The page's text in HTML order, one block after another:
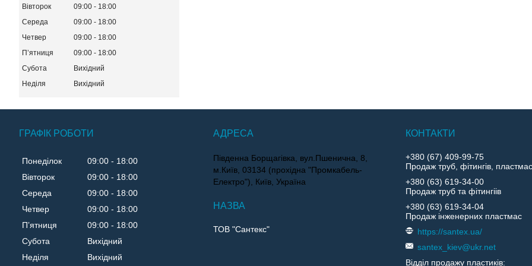
Вівторок 09:00
18:00
Середа
09:00
18:00
Четвер
09:00
18:00
Пʼятниця
09:00
18:00
Субота
Вихідний
Неділя
Вихідний
ГРАФІК РОБОТИ
Понеділок 09:00
18:00
Вівторок
09:00
18:00
Середа
09:00
18:00
Четвер
09:00
18:00
Пʼятниця
09:00
18:00
Субота
Вихідний
Неділя
Вихідний
Південна Борщагівка, вул.Пшенична, 8,
м.Київ, 03134 (прохідна "Промкабель-
Електро"), Київ, Україна
ТОВ "Сантекс"
+380 (67) 409-99-75
Продаж труб, фітингів,
+380 (63) 619-34-00
Продаж труб та фітингіів
+380 (63) 619-34-04
Продаж інженерних пластмас
https://santex.ua/
santex_kiev@ukr.net
Відділ продажу пластиків